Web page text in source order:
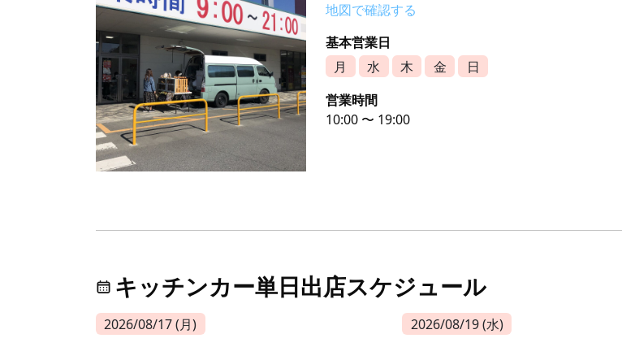
地図で確認する
基本営業日
月
水 木 金
日
営業時間
10:00 〜 19:00
キッチンカー単日出店スケジュール
2026/08/17 (月) 2026/08/19 (水)